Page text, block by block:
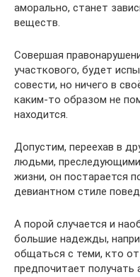
аморально, станет
веществ.
Совершая
участкового, будет
совести, но ничего в
каким-то образом не
находится.
Допустим, переехав в
людьми, преследующими
жизни, он постарается
девиантном стиле
А порой случается и
большие надежды,
общаться с теми, кто
предпочитает получать